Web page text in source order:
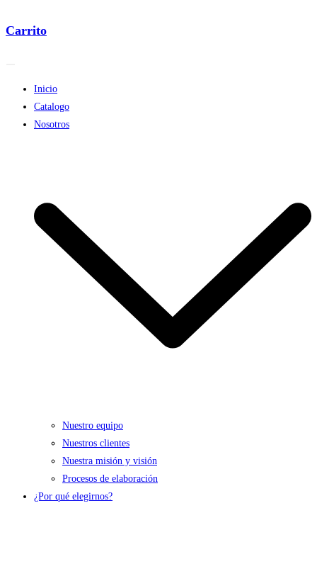
Carrito
Inicio
Catalogo
Nosotros
Nuestro equipo
Nuestros clientes
Nuestra misión y visión
Procesos de elaboración
¿Por qué elegirnos?